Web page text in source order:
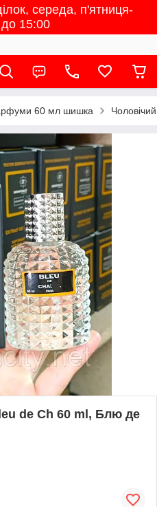
середа, п'ятниця-
15:00
60 мл шишка
de Ch 60 ml, Блю де